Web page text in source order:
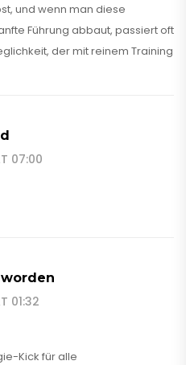
und wenn man diese
Führung abbaut, passiert oft
der mit reinem Training
07:00
01:32
Kick für alle